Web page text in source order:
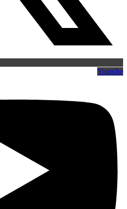
Youtube